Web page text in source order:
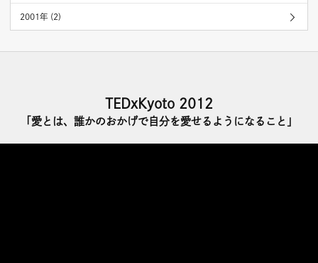
2001年 (2)
TEDxKyoto 2012
「愛とは、誰かのおかげで自分を愛せるようになること」